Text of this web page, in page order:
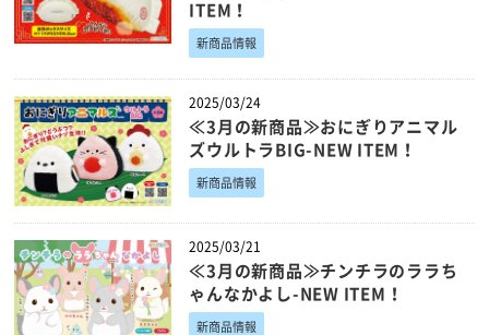
ITEM！
新商品情報
2025/03/24
≪3月の新商品≫おにぎりアニマル
ズウルトラBIG-NEW ITEM！
新商品情報
2025/03/21
≪3月の新商品≫チンチラのララち
ゃんなかよし-NEW ITEM！
新商品情報